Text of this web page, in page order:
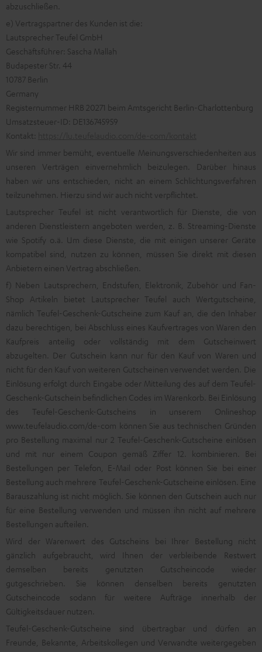
abzuschließen.
e) Vertragspartner des Kunden ist die:
Lautsprecher Teufel GmbH
Geschäftsführer: Sascha Mallah
Budapester Str. 44
10787 Berlin
Germany
Registernummer HRB 20271 beim Amtsgericht Berlin-Charlottenburg
Umsatzsteuer-ID: DE136745959
Kontakt:
Wir sind immer bemüht, eventuelle Meinungsverschiedenheiten aus
unseren Verträgen einvernehmlich beizulegen. Darüber hinaus
haben wir uns entschieden, nicht an einem Schlichtungsverfahren
teilzunehmen. Hierzu sind wir auch nicht verpflichtet.
Lautsprecher Teufel ist nicht verantwortlich für Dienste, die von
anderen Dienstleistern angeboten werden, z. B. Streaming-Dienste
wie Spotify o.ä. Um diese Dienste, die mit einigen unserer Geräte
kompatibel sind, nutzen zu können, müssen Sie direkt mit diesen
Anbietern einen Vertrag abschließen.
f) Neben Lautsprechern, Endstufen, Elektronik, Zubehör und Fan-
Shop Artikeln bietet Lautsprecher Teufel auch Wertgutscheine,
nämlich Teufel-Geschenk-Gutscheine zum Kauf an, die den Inhaber
dazu berechtigen, bei Abschluss eines Kaufvertrages von Waren den
Kaufpreis anteilig oder vollständig mit dem Gutscheinwert
abzugelten. Der Gutschein kann nur für den Kauf von Waren und
nicht für den Kauf von weiteren Gutscheinen verwendet werden. Die
Einlösung erfolgt durch Eingabe oder Mitteilung des auf dem Teufel-
Geschenk-Gutschein befindlichen Codes im Warenkorb. Bei Einlösung
des Teufel-Geschenk-Gutscheins in unserem Onlineshop
www.teufelaudio.com/de-com können Sie aus technischen Gründen
pro Bestellung maximal nur 2 Teufel-Geschenk-Gutscheine einlösen
und mit nur einem Coupon gemäß Ziffer 12. kombinieren. Bei
Bestellungen per Telefon, E-Mail oder Post können Sie bei einer
Bestellung auch mehrere Teufel-Geschenk-Gutscheine einlösen. Eine
Barauszahlung ist nicht möglich. Sie können den Gutschein auch nur
für eine Bestellung verwenden und müssen ihn nicht auf mehrere
Bestellungen aufteilen.
Wird der Warenwert des Gutscheins bei Ihrer Bestellung nicht
gänzlich aufgebraucht, wird Ihnen der verbleibende Restwert
demselben bereits genutzten Gutscheincode wieder
gutgeschrieben. Sie können denselben bereits genutzten
Gutscheincode sodann für weitere Aufträge innerhalb der
Gültigkeitsdauer nutzen.
Teufel-Geschenk-Gutscheine sind übertragbar und dürfen an
Freunde, Bekannte, Arbeitskollegen und Verwandte weitergegeben